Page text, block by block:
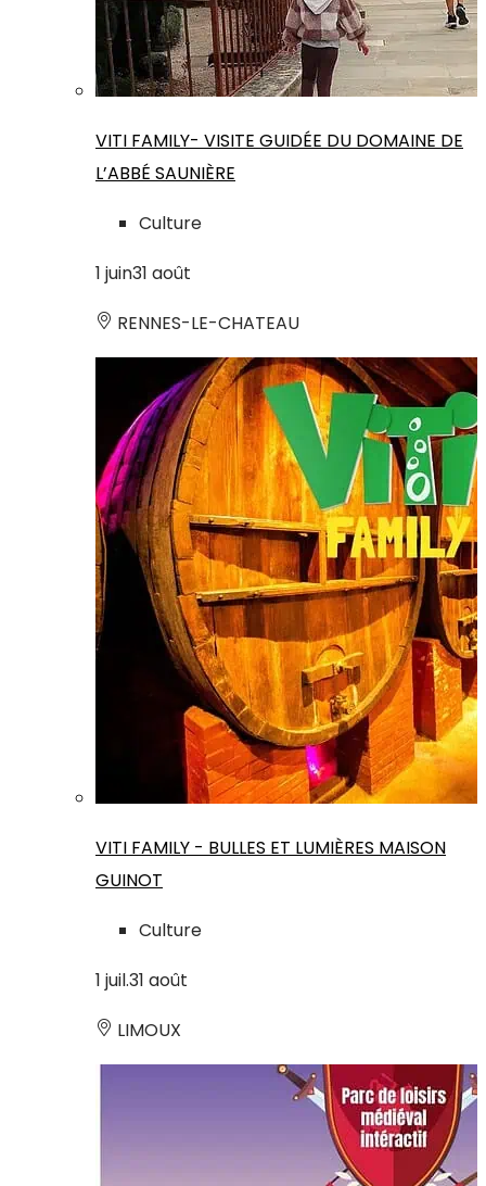
VITI FAMILY- VISITE GUIDÉE DU DOMAINE DE
L’ABBÉ SAUNIÈRE
Culture
1 juin31 août
RENNES-LE-CHATEAU
VITI FAMILY - BULLES ET LUMIÈRES MAISON
GUINOT
Culture
1 juil.31 août
LIMOUX